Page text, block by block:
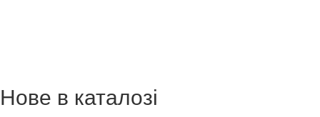
Нове в каталозі